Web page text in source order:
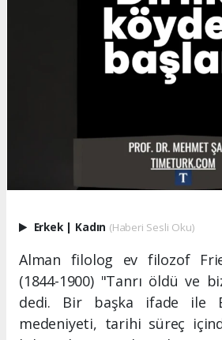
Erkek | Kadın (Haberi Sesli Oku)
Alman filolog ev filozof
(1844-1900) "Tanrı öldü ve
dedi. Bir başka ifade ile
medeniyeti, tarihi süreç